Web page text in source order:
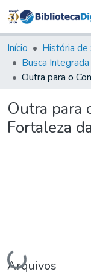
Início História de
Busca Integrada
Outra para
Fortaleza
Carregando...
Arquivos